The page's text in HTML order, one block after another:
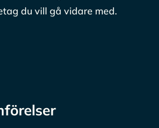
du vill gå vidare med.